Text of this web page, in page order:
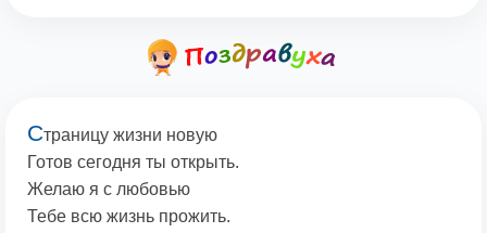
Страницу жизни новую
Готов сегодня ты открыть.
Желаю я с любовью
Тебе всю жизнь прожить.